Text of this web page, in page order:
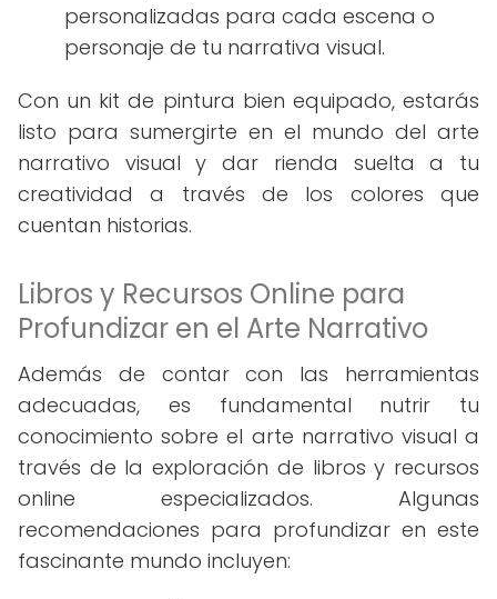
personalizadas para cada escena o
personaje de tu narrativa visual.
Con un kit de pintura bien equipado, estarás
listo para sumergirte en el mundo del arte
narrativo visual y dar rienda suelta a tu
creatividad a través de los colores que
cuentan historias.
Libros y Recursos Online para
Profundizar en el Arte Narrativo
Además de contar con las herramientas
adecuadas, es fundamental nutrir tu
conocimiento sobre el arte narrativo visual a
través de la exploración de libros y recursos
online especializados. Algunas
recomendaciones para profundizar en este
fascinante mundo incluyen: